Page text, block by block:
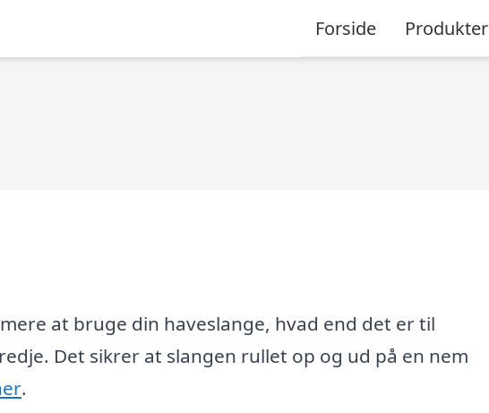
Forside Produkter
at bruge din haveslange, hvad end det er til
Det sikrer at slangen rullet op og ud på en nem
.